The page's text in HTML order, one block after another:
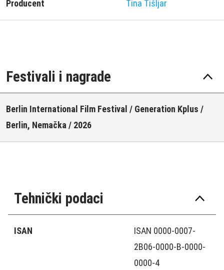
Producent Tina Tišljar
Festivali i nagrade
Berlin International Film Festival / Generation Kplus /
Berlin, Nemačka / 2026
Tehnički podaci
ISAN
ISAN 0000-0007-
2B06-0000-B-0000-
0000-4